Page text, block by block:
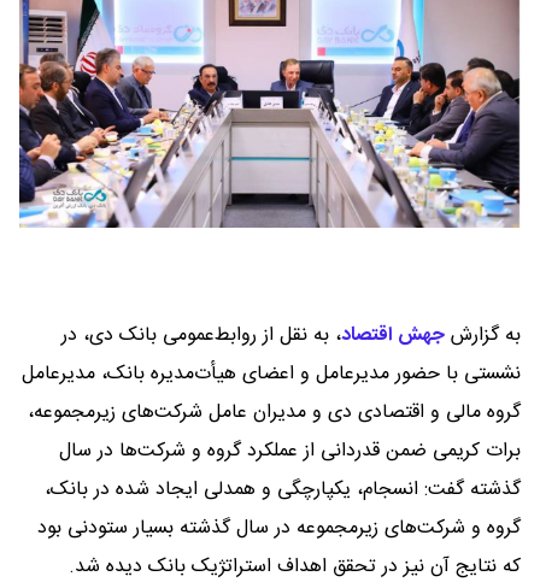
به گزارشجهش اقتصاد، به نقل از روابط‌عمومی بانک دی، در
نشستی با حضور مدیرعامل و اعضای هیأت‌مدیره بانک، مدیرعامل
گروه مالی و اقتصادی دی و مدیران عامل شرکت‌های زیرمجموعه،
برات کریمی ضمن قدردانی از عملکرد گروه و شرکت‌ها در سال
گذشته گفت: انسجام، یکپارچگی و همدلی ایجاد شده در بانک،
گروه و شرکت‌های زیرمجموعه در سال گذشته بسیار ستودنی بود
که نتایج آن نیز در تحقق اهداف استراتژیک بانک دیده شد.